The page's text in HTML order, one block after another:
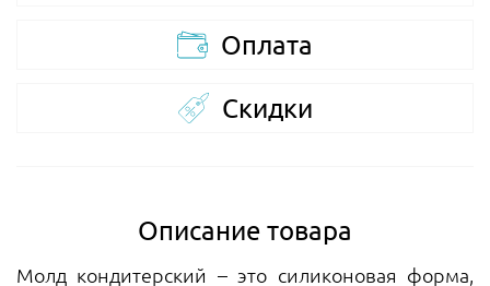
Оплата
Скидки
Описание товара
Молд кондитерский – это силиконовая форма,